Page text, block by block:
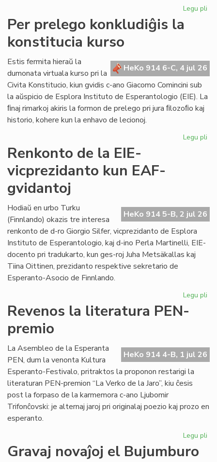
Legu pli
al
Per prelego konkludiĝis la
konstitucia kurso
HeKo 914 6-C, 4 jul 26
Estis fermita hieraŭ la
dumonata virtuala kurso pri la
Civita Konstitucio, kiun gvidis c-ano Giacomo Comincini sub
la aŭspicio de Esplora Instituto de Esperantologio (EIE). La
ﬁnaj rimarkoj akiris la formon de prelego pri jura ﬁlozoﬁo kaj
historio, kohere kun la enhavo de lecionoj.
Legu pli
Renkonto de la EIE-
vicprezidanto kun EAF-
gvidantoj
HeKo 914 5-B, 2 jul 26
Hodiaŭ en urbo Turku
(Finnlando) okazis tre interesa
renkonto de d-ro Giorgio Silfer, vicprezidanto de Esplora
Instituto de Esperantologio, kaj d-ino Perla Martinelli, EIE-
docento pri tradukarto, kun ges-roj Juha Metsäkallas kaj
Tiina Oittinen, prezidanto respektive sekretario de
Esperanto-Asocio de Finnlando.
Legu pli
Revenos la literatura PEN-
premio
HeKo 914 4-B, 1 jul 26
La Asembleo de la Esperanta
PEN, dum la venonta Kultura
Esperanto-Festivalo, pritraktos la proponon restarigi la
literaturan PEN-premion “La Verko de la Jaro”, kiu ĉesis
post la forpaso de la karmemora c-ano Ljubomir
Trifonĉovski: je alternaj jaroj pri originalaj poezio kaj prozo en
esperanto.
Legu pli
Gravaj novaĵoj el Bujumburo